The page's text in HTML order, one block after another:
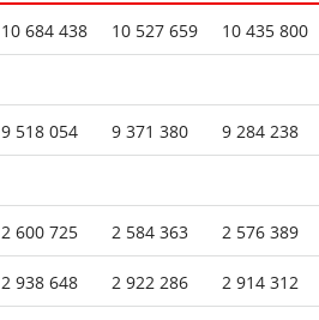
10 684 438 10 527 659 10 435 800
9 518 054 9 371 380 9 284 238
2 600 725 2 584 363 2 576 389
2 938 648 2 922 286 2 914 312